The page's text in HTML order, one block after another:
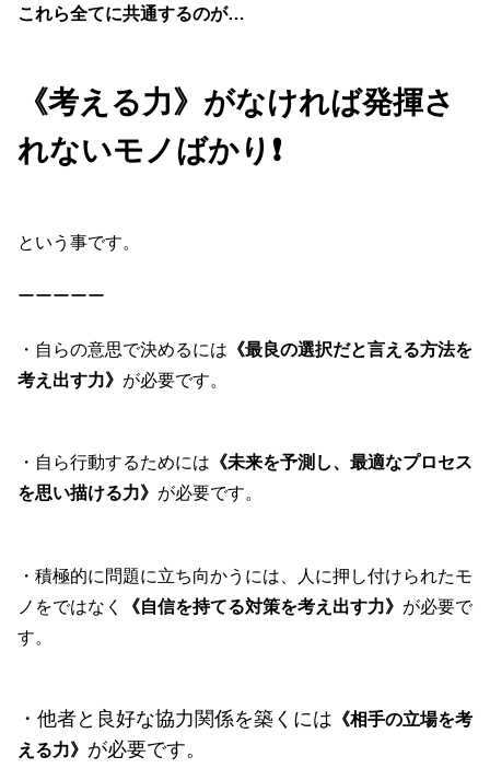
これら全てに共通するのが…
《考える力》がなければ発揮さ
れないモノばかり❗️
という事です。
ーーーーー
・自らの意思で決めるには 《最良の選択だと言える方法を
考え出す力》 が必要です。
・自ら行動するためには 《未来を予測し、最適なプロセス
を思い描ける力》 が必要です。
・積極的に問題に立ち向かうには、人に押し付けられたモ
ノをではなく
《自信を持てる対策を考え出す力》 が必要で
す。
・他者と良好な協力関係を築くには 《相手の立場を考
える力》 が必要です。